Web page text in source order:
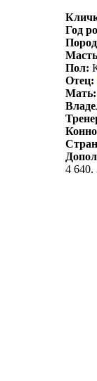
Год
Пол:
Отец:
Мать:
4 640.